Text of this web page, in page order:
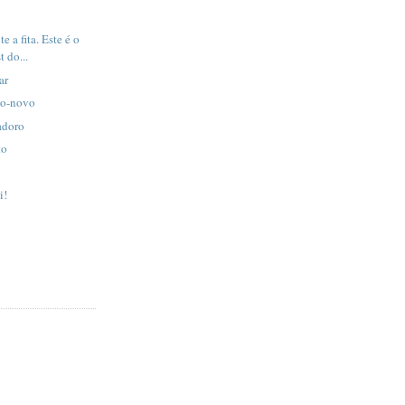
a fita. Este é o
do...
novo